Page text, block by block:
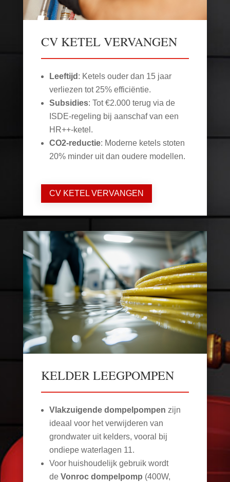
CV KETEL VERVANGEN
Leeftijd : Ketels ouder dan 15 jaar
verliezen tot 25% efficiëntie.
Subsidies: Tot €2.000 terug via de
ISDE-regeling bij aanschaf van een
HR++-ketel.
CO2-reductie: Moderne ketels stoten
20% minder uit dan oudere modellen.
CV KETEL VERVANGEN
KELDER LEEGPOMPEN
Vlakzuigende dompelpompen zijn
ideaal voor het verwijderen van
grondwater uit kelders, vooral bij
ondiepe waterlagen 11.
Voor huishoudelijk gebruik wordt
de Vonroc dompelpomp (400W,